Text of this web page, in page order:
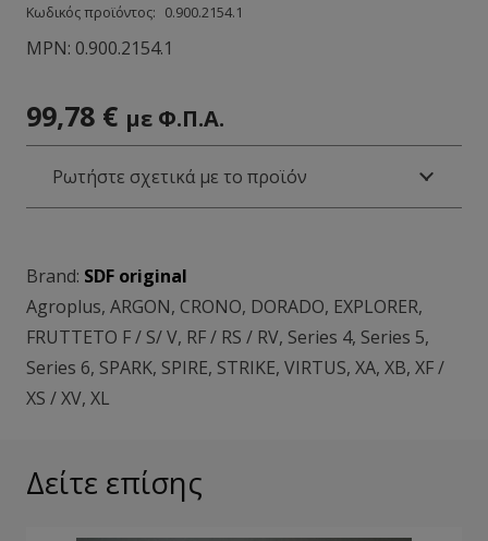
Κωδικός προϊόντος: 0.900.2154.1
MPN: 0.900.2154.1
99,78 € με Φ.Π.Α.
Ρωτήστε σχετικά με το προϊόν
Brand: SDF original
Agroplus, ARGON, CRONO, DORADO, EXPLORER,
FRUTTETO F / S/ V, RF / RS / RV, Series 4, Series 5,
Series 6, SPARK, SPIRE, STRIKE, VIRTUS, XA, XB, XF /
XS / XV, XL
Δείτε επίσης